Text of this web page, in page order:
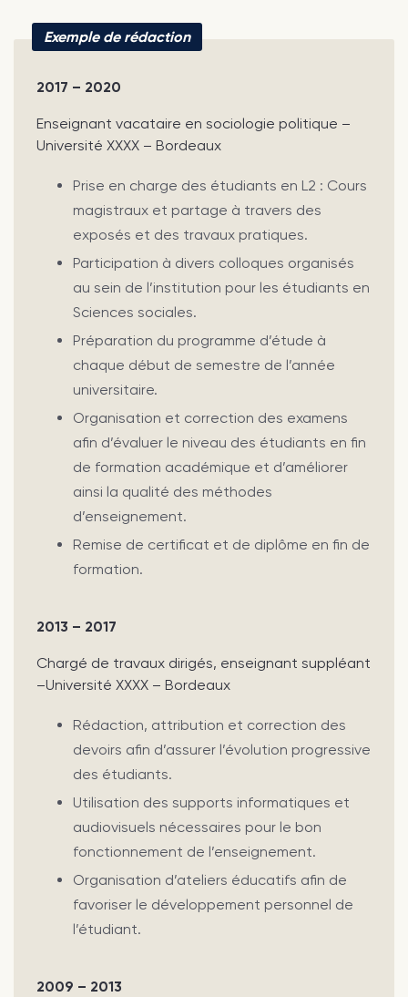
Exemple de rédaction
2017 – 2020
Enseignant vacataire en sociologie politique –
Université XXXX – Bordeaux
Prise en charge des étudiants en L2 : Cours
magistraux et partage à travers des
exposés et des travaux pratiques.
Participation à divers colloques organisés
au sein de l’institution pour les étudiants en
Sciences sociales.
Préparation du programme d’étude à
chaque début de semestre de l’année
universitaire.
Organisation et correction des examens
afin d’évaluer le niveau des étudiants en fin
de formation académique et d’améliorer
ainsi la qualité des méthodes
d’enseignement.
Remise de certificat et de diplôme en fin de
formation.
2013 – 2017
Chargé de travaux dirigés, enseignant suppléant
–Université XXXX – Bordeaux
Rédaction, attribution et correction des
devoirs afin d’assurer l’évolution progressive
des étudiants.
Utilisation des supports informatiques et
audiovisuels nécessaires pour le bon
fonctionnement de l’enseignement.
Organisation d’ateliers éducatifs afin de
favoriser le développement personnel de
l’étudiant.
2009 – 2013